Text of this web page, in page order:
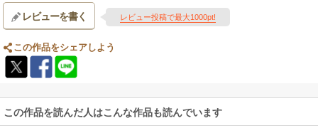
レビューを書く レビュー投稿で最大1000pt!
この作品をシェアしよう
この作品を読んだ人はこんな作品も読んでいます